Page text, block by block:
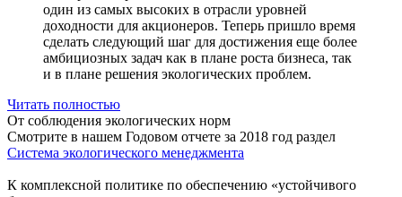
один из самых высоких в отрасли уровней
доходности для акционеров. Теперь пришло время
сделать следующий шаг для достижения еще более
амбициозных задач как в плане роста бизнеса, так
и в плане решения экологических проблем.
Читать полностью
От соблюдения экологических норм
Смотрите в нашем Годовом отчете за 2018 год раздел
Система экологического менеджмента
К комплексной политике по обеспечению «устойчивого